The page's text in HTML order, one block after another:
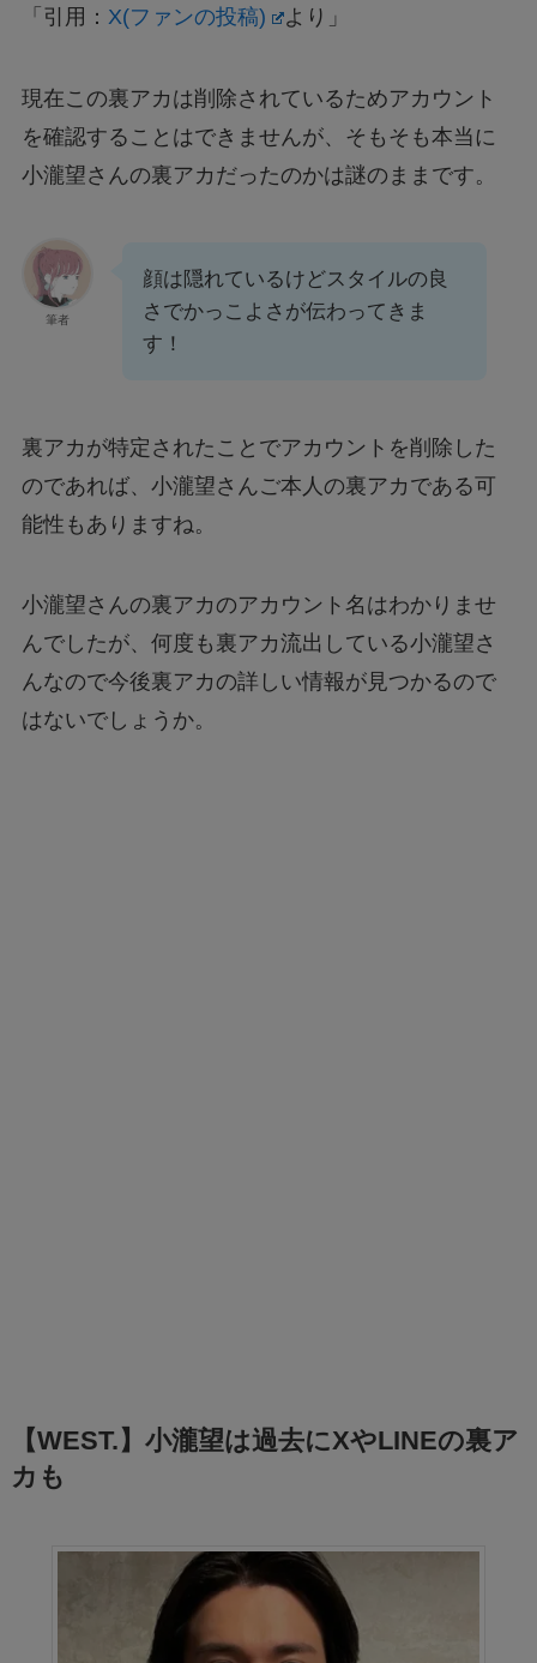
「引用： X(ファンの投稿) より」
現在この裏アカは削除されているためアカウント
を確認することはできませんが、そもそも本当に
小瀧望さんの裏アカだったのかは謎のままです。
筆者
顔は隠れているけどスタイルの良
さでかっこよさが伝わってきま
す！
裏アカが特定されたことでアカウントを削除した
のであれば、小瀧望さんご本人の裏アカである可
能性もありますね。
小瀧望さんの裏アカのアカウント名はわかりませ
んでしたが、何度も裏アカ流出している小瀧望さ
んなので今後裏アカの詳しい情報が見つかるので
はないでしょうか。
【WEST.】小瀧望は過去にXやLINEの裏ア
カも